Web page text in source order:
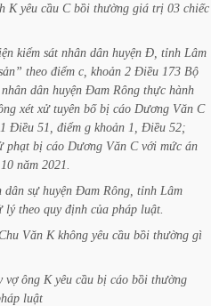
K yêu cầu C bồi thường giá trị 03 chiếc
kiểm sát nhân dân huyện Đ, tỉnh Lâm
theo điểm c, khoản 2 Điều 173 Bộ
nhân dân huyện Đam Rông thực hành
xét xử tuyên bố bị cáo Dương Văn C
1 Điều 51, điểm g khoản 1, Điều 52;
phạt bị cáo Dương Văn C với mức án
10 năm 2021.
dân sự huyện Đam Rông, tỉnh Lâm
lý theo quy định của pháp luật.
Văn K không yêu cầu bồi thường gì
vợ ông K yêu cầu bị cáo bồi thường
luật